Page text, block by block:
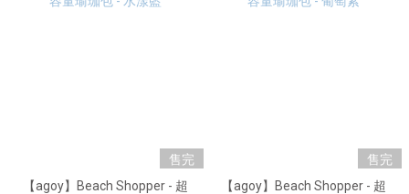
售完
【agoy】Beach Shopper - 超
售完
【agoy】Beach Shopper - 超